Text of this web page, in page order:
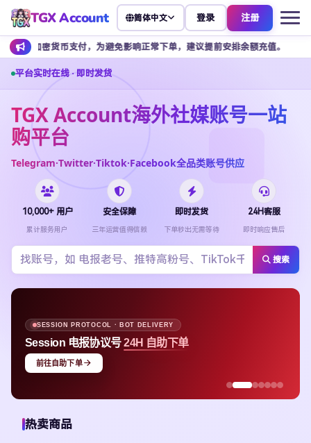
TGX Account 简体中文 登录 注册
，为避免影响正常下单，建议提前安排余额充值。 客服不接受
平台实时在线 · 即时发货
TGX Account海外社媒账号一站
购平台
Telegram·Twitter·Tiktok·Facebook全品类账号供应
10,000+ 用户
累计服务用户
安全保障
三年运营值得信赖
即时发货
下单秒出无需等待
24H客服
即时响应售后
搜索
SESSION PROTOCOL · BOT DELIVERY
Session 电报协议号24H 自助下单
前往自助下单
热卖商品